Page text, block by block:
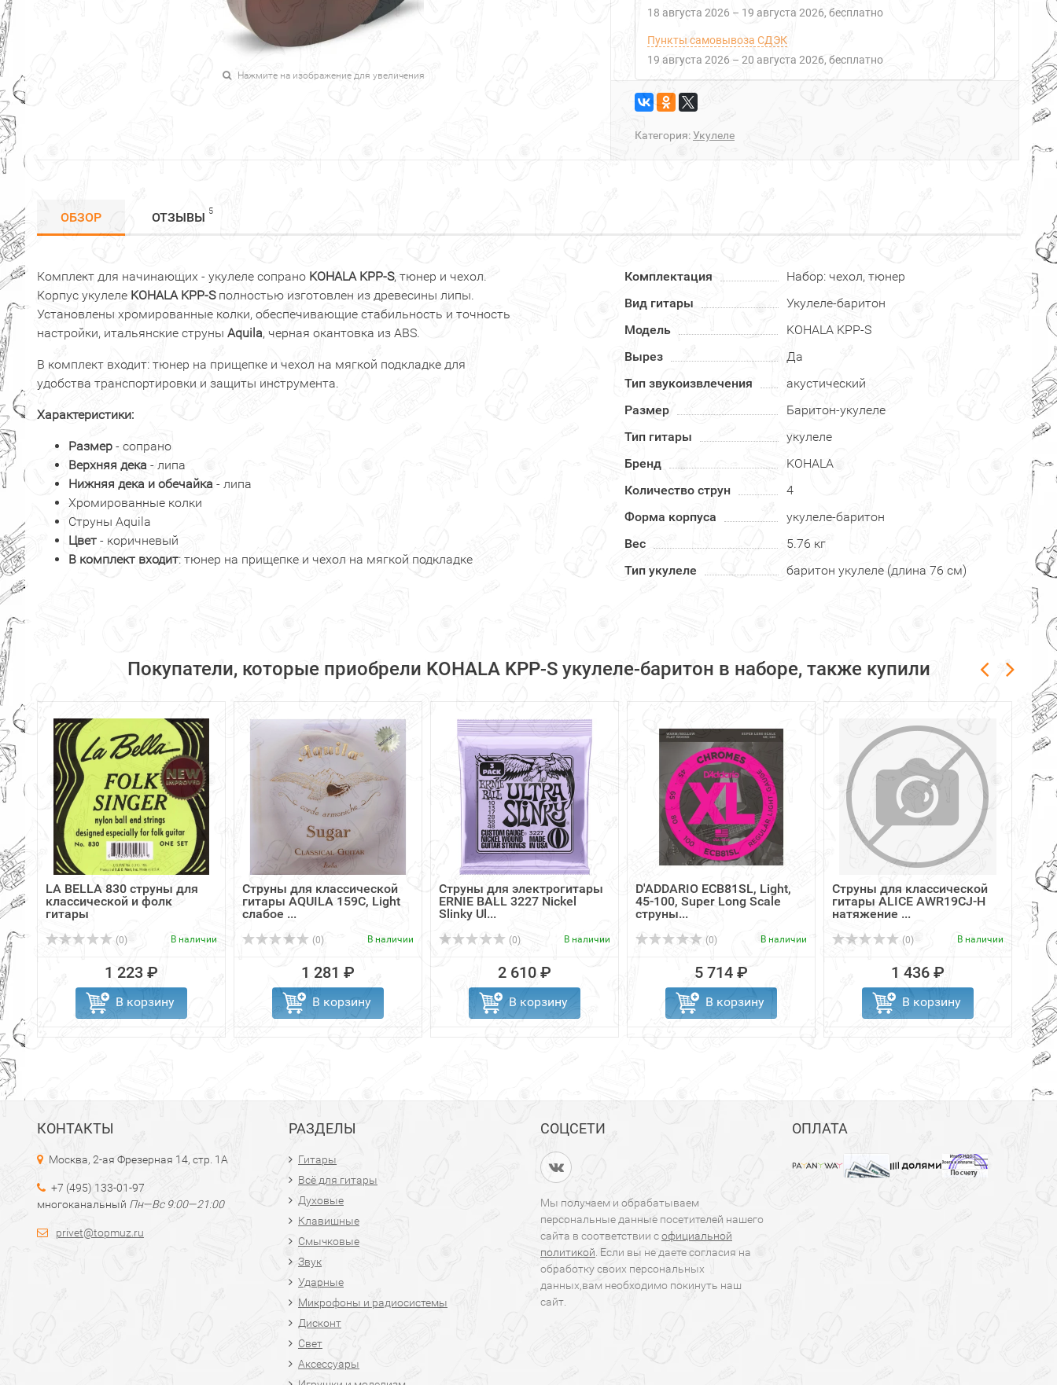
Нажмите на изображение для увеличения
18 августа 2026 – 19 августа 2026 Бесплатно
Пункты самовывоза СДЭК
19 августа 2026 – 20 августа 2026 Бесплатно
Категория:Укулеле
ОБЗОР ОТЗЫВЫ 5
Комплект для начинающих - укулеле сопрано KOHALA KPP-S, тюнер и чехол.
Корпус укулеле KOHALA KPP-S полностью изготовлен из древесины липы.
Установлены хромированные колки, обеспечивающие стабильность и точность
настройки, итальянские струны Aquila, черная окантовка из ABS.
В комплект входит: тюнер на прищепке и чехол на мягкой подкладке для
удобства транспортировки и защиты инструмента.
Характеристики:
Размер - сопрано
Верхняя дека - липа
Нижняя дека и обечайка - липа
Хромированные колки
Струны Aquila
Цвет - коричневый
В комплект входит: тюнер на прищепке и чехол на мягкой подкладке
Комплектация
Набор: чехол, тюнер
Вид гитары
Укулеле-баритон
Модель
KOHALA KPP-S
Вырез
Да
Тип звукоизвлечения
акустический
Размер
Баритон-укулеле
Тип гитары
укулеле
Бренд
KOHALA
Количество струн
4
Форма корпуса
укулеле-баритон
Вес
5.76 кг
Тип укулеле
баритон укулеле (длина 76 см)
Покупатели, которые приобрели KOHALA KPP-S укулеле-баритон в наборе, также купили
LA BELLA 830 струны для
классической и фолк
гитары
(0) В наличии
1 223 ₽
В корзину
Струны для классической
гитары AQUILA 159C, Light
слабое ...
(0) В наличии
1 281 ₽
В корзину
Струны для электрогитары
ERNIE BALL 3227 Nickel
Slinky Ul...
(0) В наличии
2 610 ₽
В корзину
D'ADDARIO ECB81SL, Light,
45-100, Super Long Scale
струны...
(0) В наличии
5 714 ₽
В корзину
Струны для классической
гитары ALICE AWR19CJ-H
натяжение ...
(0) В наличии
1 436 ₽
В корзину
3-я
КОНТАКТЫ
Москва, 2-ая Фрезерная 14, стр. 1А
+7 (495) 133-01-97
многоканальный Пн—Вс 9:00—21:00
privet@topmuz.ru
РАЗДЕЛЫ
Гитары
Всё для гитары
Духовые
Клавишные
Смычковые
Звук
Ударные
Микрофоны и радиосистемы
Дисконт
Свет
Аксессуары
СОЦСЕТИ
Мы получаем и обрабатываем
персональные данные посетителей нашего
сайта в соответствии софициальной
политикой . Если вы не даете согласия на
обработку своих персональных
данных,вам необходимо покинуть наш
сайт.
ОПЛАТА